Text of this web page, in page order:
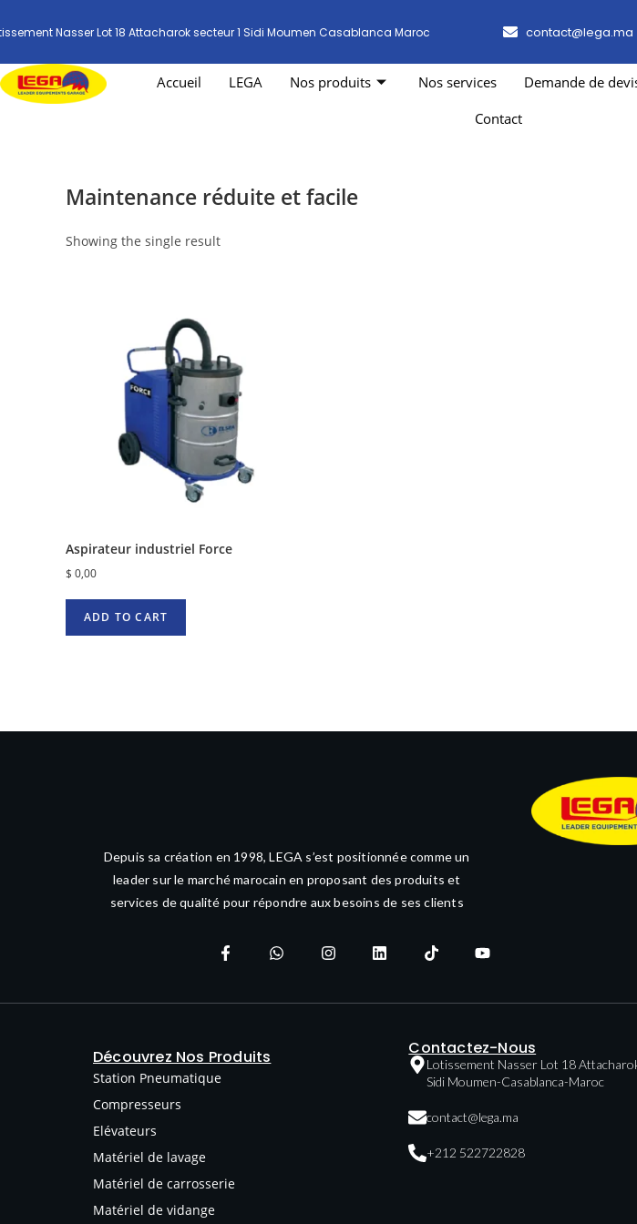
Nasser Lot 18 Attacharok secteur 1 Sidi Moumen Casablanca Maroc contact@lega.ma
Accueil LEGA Nos produits Nos services Demande de
Contact
Maintenance réduite et facile
Showing the single result
Aspirateur industriel Force
$ 0,00
ADD TO CART
Depuis sa création en 1998, LEGA s’est positionnée comme un
leader sur le marché marocain en proposant des produits et
services de qualité pour répondre aux besoins de ses clients
Découvrez Nos Produits
Station Pneumatique
Compresseurs
Elévateurs
Matériel de lavage
Matériel de carrosserie
Matériel de vidange
Contactez-Nous
Lotissement Nasser Lot 18
Sidi Moumen-Casablanca-Maroc
contact@lega.ma
+212 522722828